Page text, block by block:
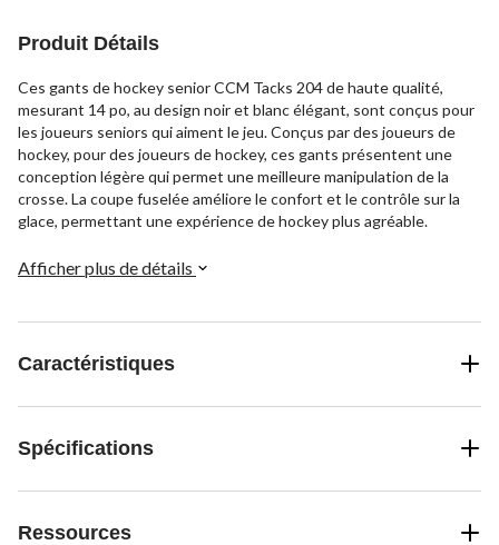
Produit Détails
Ces gants de hockey senior CCM Tacks 204 de haute qualité,
mesurant 14 po, au design noir et blanc élégant, sont conçus pour
les joueurs seniors qui aiment le jeu. Conçus par des joueurs de
hockey, pour des joueurs de hockey, ces gants présentent une
conception légère qui permet une meilleure manipulation de la
crosse. La coupe fuselée améliore le confort et le contrôle sur la
glace, permettant une expérience de hockey plus agréable.
Afficher plus de détails
Caractéristiques
Spécifications
Ressources